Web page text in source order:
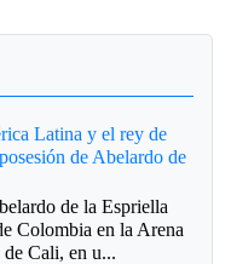
Latina y el rey de
de Abelardo de
de la Espriella
Colombia en la Arena
Cali, en u...